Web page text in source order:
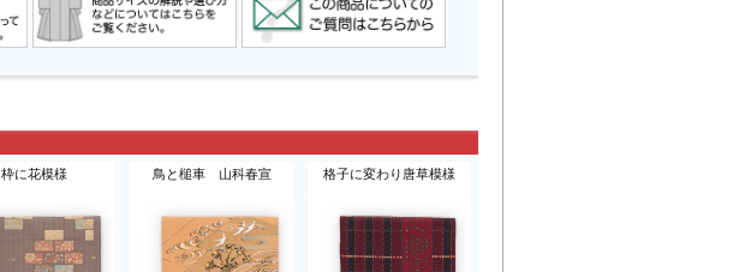
枠に花模様 鳥と槌車 山科春宣 格子に変わり唐草模様